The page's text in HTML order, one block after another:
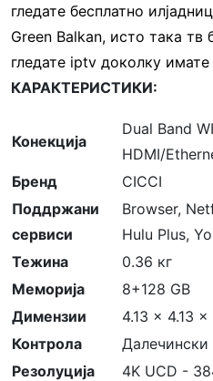
гледате бесплатно
Green Balkan, исто така тв
гледате iptv доколку
КАРАКТЕРИСТИКИ:
Конекција
Dual Band
HDMI/
Бренд
CICCI
Поддржани
сервиси
Browser,
Hulu Plus,
Тежина
0.36 кг
Меморија
8+128 GB
Димензии
4.13 x 4.13
Контрола
Далечински
Резолуција
4K UCD -